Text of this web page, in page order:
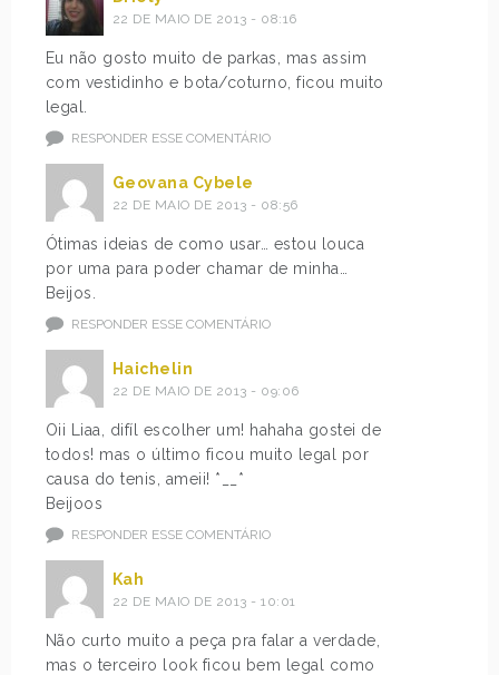
22 DE MAIO DE 2013 - 08:16
Eu não gosto muito de parkas, mas assim
com vestidinho e bota/coturno, ficou muito
legal.
RESPONDER ESSE COMENTÁRIO
Geovana Cybele
22 DE MAIO DE 2013 - 08:56
Ótimas ideias de como usar… estou louca
por uma para poder chamar de minha…
Beijos.
RESPONDER ESSE COMENTÁRIO
Haichelin
22 DE MAIO DE 2013 - 09:06
Oii Liaa, difíl escolher um! hahaha gostei de
todos! mas o último ficou muito legal por
causa do tenis, ameii! *__*
Beijoos
RESPONDER ESSE COMENTÁRIO
Kah
22 DE MAIO DE 2013 - 10:01
Não curto muito a peça pra falar a verdade,
mas o terceiro look ficou bem legal como